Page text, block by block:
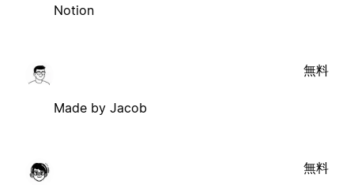
Notion
Made by Jacob
無料
無料